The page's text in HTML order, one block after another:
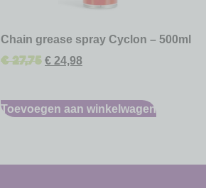
Chain grease spray Cyclon – 500ml
€27,75 € 24,98
Toevoegen aan winkelwagen